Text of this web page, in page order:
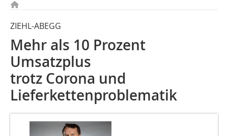
ZIEHL-ABEGG
Mehr als 10 Prozent
Umsatzplus
trotz Corona und
Lieferkettenproblematik